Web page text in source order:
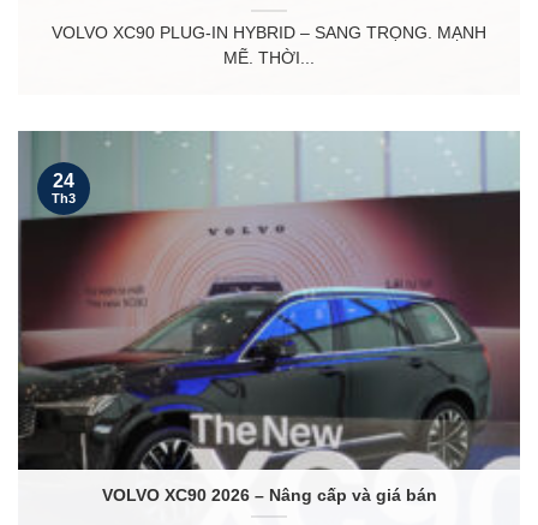
VOLVO XC90 PLUG-IN HYBRID – SANG TRỌNG. MẠNH
MẼ. THỜI...
VOLVO XC90 2026 – Nâng cấp và giá bán
24
Th3